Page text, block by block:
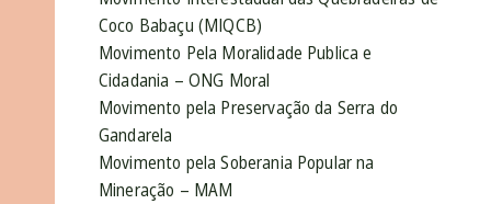
Coco Babaçu (MIQCB)
Movimento Pela Moralidade Publica e
Cidadania – ONG Moral
Movimento pela Preservação da Serra do
Gandarela
Movimento pela Soberania Popular na
Mineração – MAM